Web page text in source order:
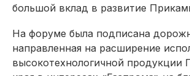
большой вклад в развитие
На форуме была подписана
направленная на расширение
высокотехнологичной продукции